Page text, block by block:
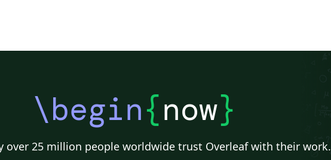
\begin{now}
over 25 million people worldwide trust Overleaf with their work.